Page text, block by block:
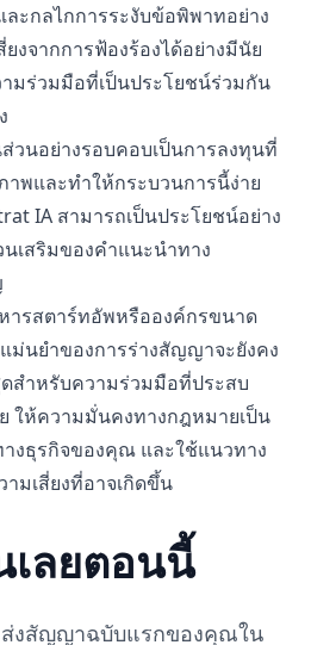
ละกลไกการระงับข้อพิพาทอย่าง
งจากการฟ้องร้องได้อย่างมีนัย
มร่วมมือที่เป็นประโยชน์ร่วมกัน
วนอย่างรอบคอบเป็นการลงทุนที่
พและทำให้กระบวนการนี้ง่าย
IA สามารถเป็นประโยชน์อย่าง
เสริมของคำแนะนำทาง
ารสตาร์ทอัพหรือองค์กรขนาด
นยำของการร่างสัญญาจะยังคง
สำหรับความร่วมมือที่ประสบ
ให้ความมั่นคงทางกฎหมายเป็น
งธุรกิจของคุณ และใช้แนวทาง
มเสี่ยงที่อาจเกิดขึ้น
เลยตอนนี้
ส่งสัญญาฉบับแรกของคุณใน